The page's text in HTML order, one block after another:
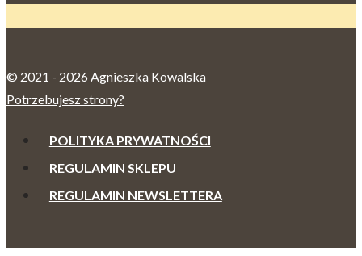
© 2021 - 2026 Agnieszka Kowalska
Potrzebujesz strony?
POLITYKA PRYWATNOŚCI
REGULAMIN SKLEPU
REGULAMIN NEWSLETTERA